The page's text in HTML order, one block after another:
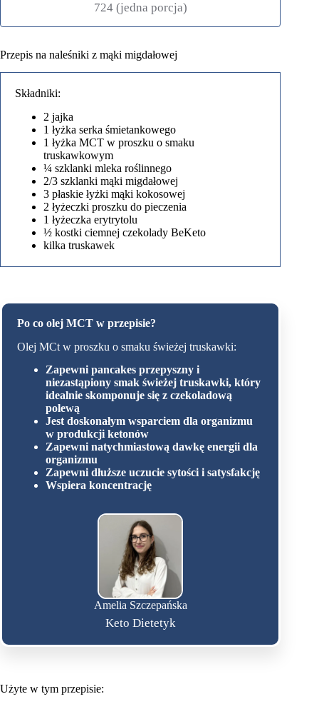
724 (jedna porcja)
Przepis na naleśniki z mąki migdałowej
Składniki:
2 jajka
1 łyżka serka śmietankowego
1 łyżka MCT w proszku o smaku
truskawkowym
¼ szklanki mleka roślinnego
2/3 szklanki mąki migdałowej
3 płaskie łyżki mąki kokosowej
2 łyżeczki proszku do pieczenia
1 łyżeczka erytrytolu
½ kostki ciemnej czekolady BeKeto
kilka truskawek
Po co olej MCT w przepisie?
Olej MCt w proszku o smaku świeżej truskawki:
Zapewni pancakes przepyszny i
niezastąpiony smak świeżej truskawki, który
idealnie skomponuje się z czekoladową
polewą
Jest doskonałym wsparciem dla organizmu
w produkcji ketonów
Zapewni natychmiastową dawkę energii dla
organizmu
Zapewni dłuższe uczucie sytości i satysfakcję
Wspiera koncentrację
Amelia Szczepańska
Keto Dietetyk
Użyte w tym przepisie: